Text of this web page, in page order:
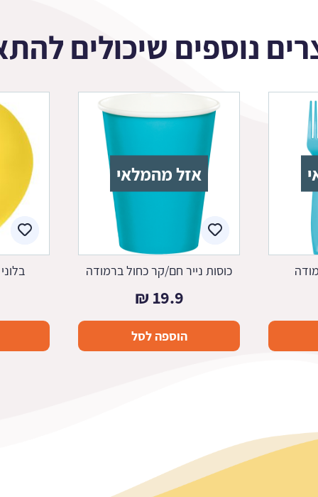
נוספים שיכולים
אזל מהמלאי
כוסות נייר חם/קר כחול ברמודה
19.9
₪
הוספה לסל